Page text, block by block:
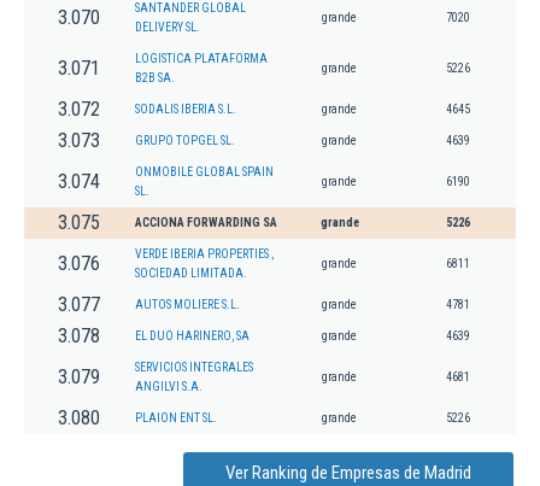
3.070
SANTANDER GLOBAL
DELIVERY SL.
grande 7020
3.071
LOGISTICA PLATAFORMA
B2B SA.
grande 5226
3.072 SODALIS IBERIA S.L. grande 4645
3.073 GRUPO TOPGEL SL. grande 4639
3.074
ONMOBILE GLOBAL SPAIN
SL.
grande 6190
3.075 ACCIONA FORWARDING SA grande 5226
3.076
VERDE IBERIA PROPERTIES ,
SOCIEDAD LIMITADA.
grande 6811
3.077 AUTOS MOLIERE S.L. grande 4781
3.078 EL DUO HARINERO, SA grande 4639
3.079
SERVICIOS INTEGRALES
ANGILVI S.A.
grande 4681
3.080 PLAION ENT SL. grande 5226
Ver Ranking de Empresas de Madrid